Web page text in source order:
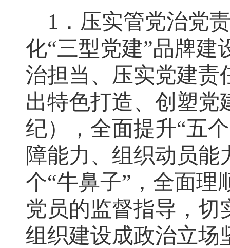
1 ． 压实管党治党
化“三型党建”品牌建
治担当、压实党建责
出特色打造、创塑党
纪），全面提升“五
障能力、组织动员能
个“牛鼻子”，全面理
党员的监督指导 ， 切
组织建设成政治立场